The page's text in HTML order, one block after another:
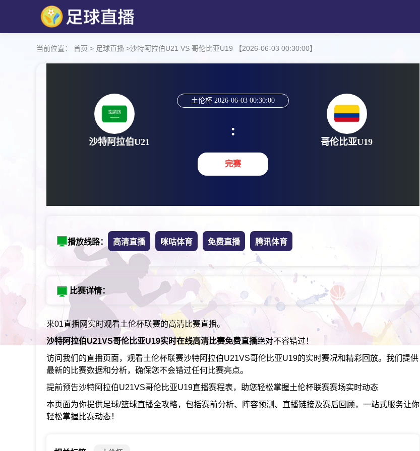
当前位置： 首页 > 足球直播 >沙特阿拉伯U21 VS 哥伦比亚U19 【2026-06-03 00:30:00】
沙特阿拉伯U21
土伦杯 2026-06-03 00:30:00
:
完赛
哥伦比亚U19
播放线路： 高清直播 咪咕体育 免费直播 腾讯体育
比赛详情：
来01直播网实时观看土伦杯联赛的高清比赛直播。
沙特阿拉伯U21VS哥伦比亚U19实时在线高清比赛免费直播绝对不容错过！
访问我们的直播页面，观看土伦杯联赛沙特阿拉伯U21VS哥伦比亚U19的实时赛况和精彩回放。我们提供
最新的比赛数据和分析，确保您不会错过任何比赛亮点。
提前预告沙特阿拉伯U21VS哥伦比亚U19直播赛程表，助您轻松掌握土伦杯联赛赛场实时动态
本页面为你提供足球/篮球直播全攻略，包括赛前分析、阵容预测、直播链接及赛后回顾，一站式服务让你
轻松掌握比赛动态！